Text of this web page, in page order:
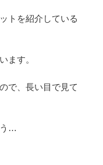
トを紹介している
ます。
で、長い目で見て
う…